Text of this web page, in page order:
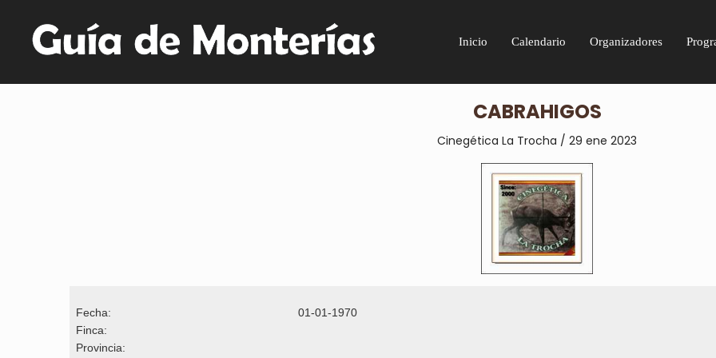
Inicio Calendario Organizadores
CABRAHIGOS
Cinegética La Trocha / 29 ene 2023
Fecha:
01-01-1970
Finca:
Provincia: